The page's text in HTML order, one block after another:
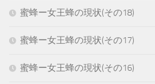
蜜蜂ー女王蜂の現状(その18)
蜜蜂ー女王蜂の現状(その17)
蜜蜂ー女王蜂の現状(その16)